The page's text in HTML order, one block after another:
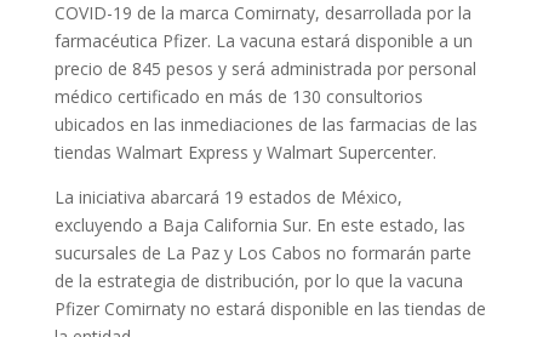
COVID-19 de la marca Comirnaty, desarrollada por la
farmacéutica Pfizer. La vacuna estará disponible a un
precio de 845 pesos y será administrada por personal
médico certificado en más de 130 consultorios
ubicados en las inmediaciones de las farmacias de las
tiendas Walmart Express y Walmart Supercenter.
La iniciativa abarcará 19 estados de México,
excluyendo a Baja California Sur. En este estado, las
sucursales de La Paz y Los Cabos no formarán parte
de la estrategia de distribución, por lo que la vacuna
Pfizer Comirnaty no estará disponible en las tiendas de